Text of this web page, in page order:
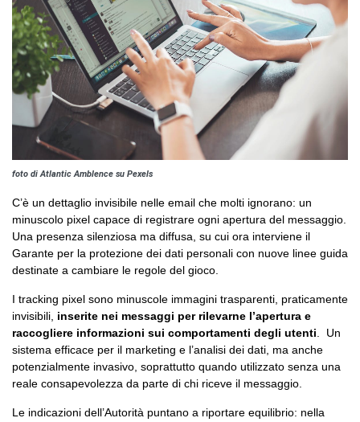
foto di Atlantic Amblence su Pexels
C’è un dettaglio invisibile nelle email che molti ignorano: un
minuscolo pixel capace di registrare ogni apertura del messaggio.
Una presenza silenziosa ma diffusa, su cui ora interviene il
Garante per la protezione dei dati personali con nuove linee guida
destinate a cambiare le regole del gioco.
I tracking pixel sono minuscole immagini trasparenti, praticamente
invisibili, inserite nei messaggi per rilevarne l’apertura e
raccogliere informazioni sui comportamenti degli utenti . Un
sistema efficace per il marketing e l’analisi dei dati, ma anche
potenzialmente invasivo, soprattutto quando utilizzato senza una
reale consapevolezza da parte di chi riceve il messaggio.
Le indicazioni dell’Autorità puntano a riportare equilibrio: nella